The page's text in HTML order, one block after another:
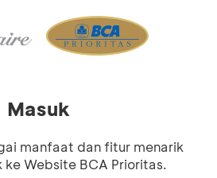
Masuk
manfaat dan fitur menarik
ke Website BCA Prioritas.